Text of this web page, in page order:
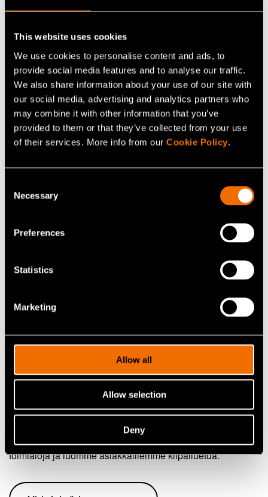
This website uses cookies
We use cookies to personalise content and ads, to
provide social media features and to analyse our traffic.
We also share information about your use of our site with
our social media, advertising and analytics partners who
may combine it with other information that you’ve
provided to them or that they’ve collected from your use
of their services. More info from our Cookie Policy.
Selection
Necessary
Preferences
Statistics
Marketing
Allow all
Allow selection
Deny
Ota yhteyttä
Laita viesti henkilölle Tuomas
Pensala ja löydä uusia oivalluksia
ja ratkaisuja.
Ota yhteyttä
Kumppanisi kestävään
kasvuun
Katso, kuinka edistämme kestävää kasvua, uudistamme
toimialoja ja luomme asiakkaillemme kilpailuetua.